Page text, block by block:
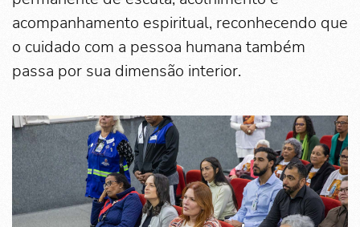
acompanhamento espiritual, reconhecendo que
o cuidado com a pessoa humana também
passa por sua dimensão interior.